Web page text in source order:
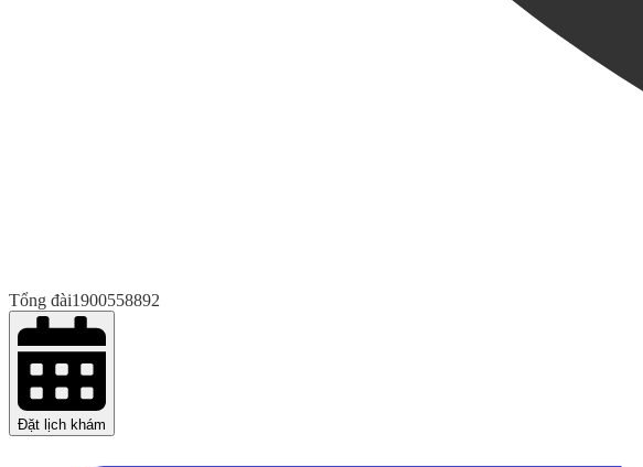
Tổng đài1900558892
Đặt lịch khám